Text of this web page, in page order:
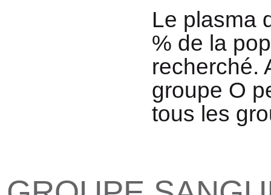
Le plasma
% de la
recherché.
groupe O
tous les